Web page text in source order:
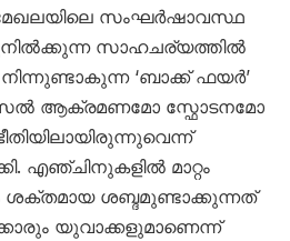
മേഖലയിലെ സംഘർഷാവസ്ഥ
സാഹചര്യത്തിൽ
‘ബാക്ക് ഫയർ’
ആക്രമണമോ സ്ഫോടനമോ
എഞ്ചിനുകളിൽ മാറ്റം
ശക്തമായ ശബ്ദമുണ്ടാക്കുന്നത്
യുവാക്കളുമാണെന്ന്